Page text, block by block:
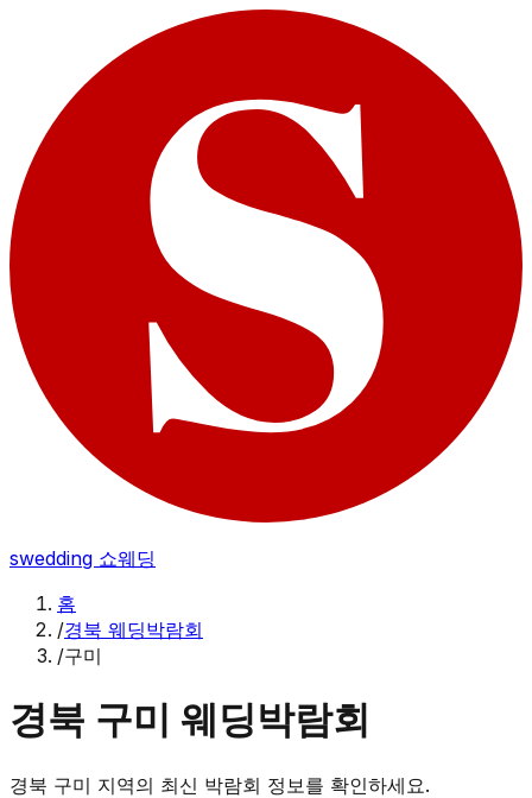
swedding 쇼웨딩
홈
/경북 웨딩박람회
/구미
경북 구미 웨딩박람회
경북 구미 지역의 최신 박람회 정보를 확인하세요.